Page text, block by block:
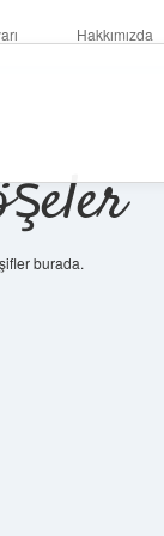
Hakkımızda
burada.